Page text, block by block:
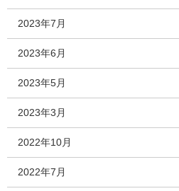
2023年7月
2023年6月
2023年5月
2023年3月
2022年10月
2022年7月